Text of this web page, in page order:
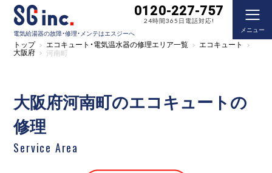
電気給湯器の故障・修理・メンテはエスジーへ
0120-227-757
24時間365日電話対応!
メニュー
トップ エコキュート・電気温水器の修理エリア一覧 エコキュート
大阪府 河南町
大阪府河南町のエコキュートの
修理
Service Area